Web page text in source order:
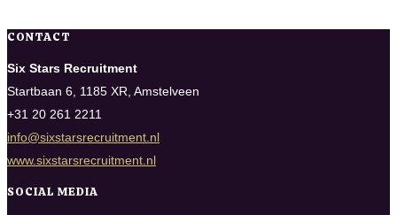
CONTACT
Six Stars Recruitment
Startbaan 6, 1185 XR, Amstelveen
+31 20 261 2211
info@sixstarsrecruitment.nl
www.sixstarsrecruitment.nl
SOCIAL MEDIA